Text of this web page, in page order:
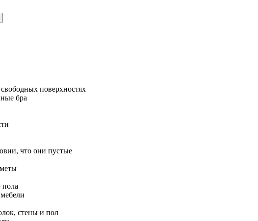
поверхностях
бра
что они пустые
пола
стены и пол